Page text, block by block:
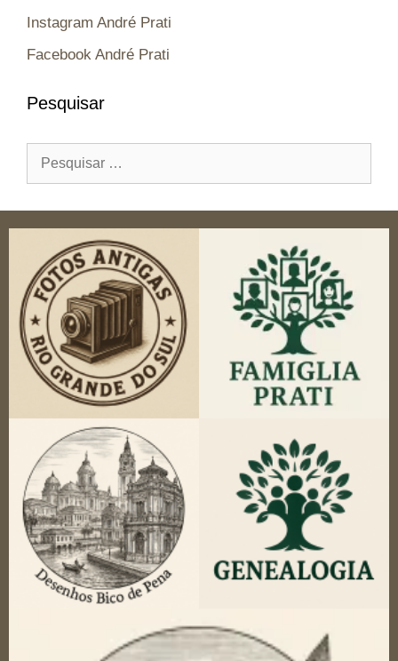
Instagram André Prati
Facebook André Prati
Pesquisar
Pesquisar
por: